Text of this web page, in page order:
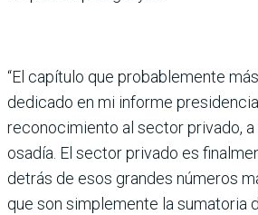
“El capítulo que probablemente
dedicado en mi informe
reconocimiento al sector privado,
osadía. El sector privado es
detrás de esos grandes números
que son simplemente la sumatoria